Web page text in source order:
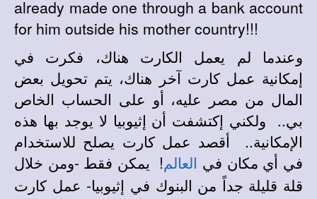
already made one through a bank account
for him outside his mother country!!!
وعندما لم يعمل الكارت هناك، فكرت في
إمكانية عمل كارت آخر هناك، يتم تحويل بعض
المال من مصر عليه، أو على الحساب الخاص
بي.. ولكني إكتشفت أن إثيوبيا لا يوجد بها هذه
الإمكانية.. أقصد عمل كارت يصلح للاستخدام
في أي مكان في
العالم! يمكن فقط -ومن خلال
قلة قليلة جداً من البنوك في إثيوبيا- عمل كارت